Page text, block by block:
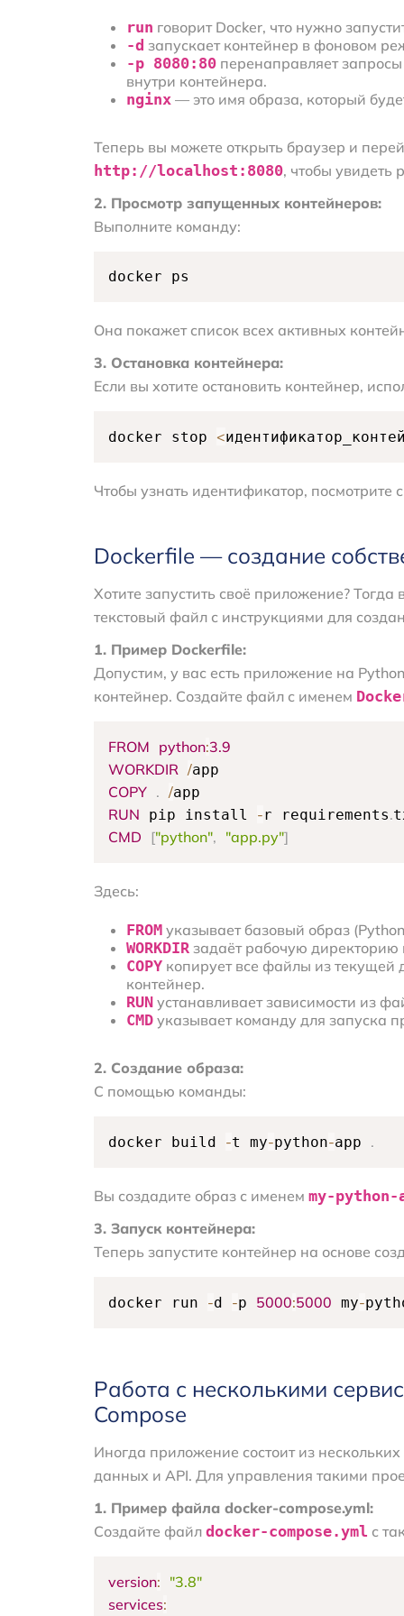
run говорит Docker, что нужно
-d запускает контейнер в фоновом
-p 8080:80 перенаправляет
внутри контейнера.
nginx — это имя образа, который
Теперь вы можете открыть браузер и
http://localhost:8080, чтобы увидеть
2. Просмотр запущенных контейнеров:
Выполните команду:
docker ps
Она покажет список всех активных
3. Остановка контейнера:
Если вы хотите остановить контейнер,
docker stop <
Чтобы узнать идентификатор, посмотрите
Dockerfile — создание
Хотите запустить своё приложение?
текстовый файл с инструкциями для
1. Пример Dockerfile:
Допустим, у вас есть приложение на
контейнер. Создайте файл с именем
FROM python:3.9
WORKDIR /
COPY . /
RUN pip install -r requirements.
CMD ["python", "app.py"]
Здесь:
FROM указывает базовый образ
WORKDIR задаёт рабочую директорию
COPY копирует все файлы из
контейнер.
RUN устанавливает зависимости из
CMD указывает команду для запуска
2. Создание образа:
С помощью команды:
docker build -t my-python-app .
Вы создадите образ с именем my-python-
3. Запуск контейнера:
Теперь запустите контейнер на основе
docker run -d -p 5000:5000 my-
Работа с несколькими
Compose
Иногда приложение состоит из
данных и API. Для управления такими
1. Пример файла docker-compose.yml:
Создайте файл docker-compose.yml с
version: "3.8"
services: